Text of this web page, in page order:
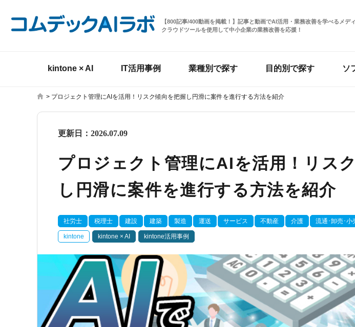
【800記事/400動画を掲載！】記事と動画でAI活用・業務改善を学べるメデ
クラウドツールを使用して中小企業の業務改善を応援！
kintone × AI IT活用事例 業種別で探す 目的別で探す ソ
> プロジェクト管理にAIを活用！リスク傾向を把握し円滑に案件を進行する方法を紹介
更新日： 2026.07.09
プロジェクト管理にAIを活用！リス
し円滑に案件を進行する方法を紹介
社労士 税理士 建設 建築 製造 運送 サービス 不動産 介護 流通･卸売･小
kintone kintone × AI kintone活用事例